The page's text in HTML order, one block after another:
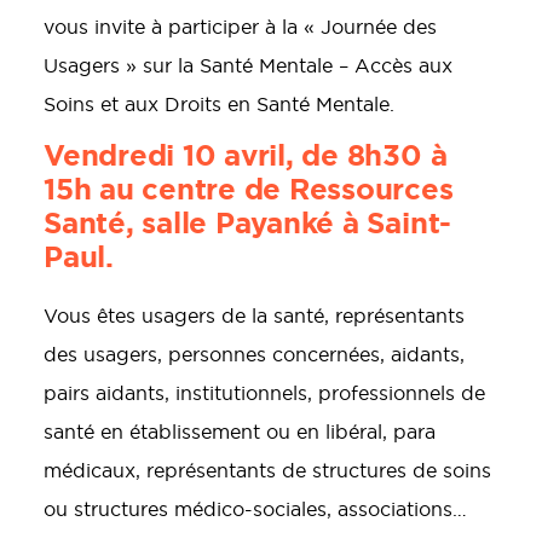
vous invite à participer à la « Journée des
Usagers » sur la Santé Mentale – Accès aux
Soins et aux Droits en Santé Mentale.
Vendredi 10 avril, de 8h30 à
15h au centre de Ressources
Santé, salle Payanké à Saint-
Paul.
Vous êtes usagers de la santé, représentants
des usagers, personnes concernées, aidants,
pairs aidants, institutionnels, professionnels de
santé en établissement ou en libéral, para
médicaux, représentants de structures de soins
ou structures médico-sociales, associations…